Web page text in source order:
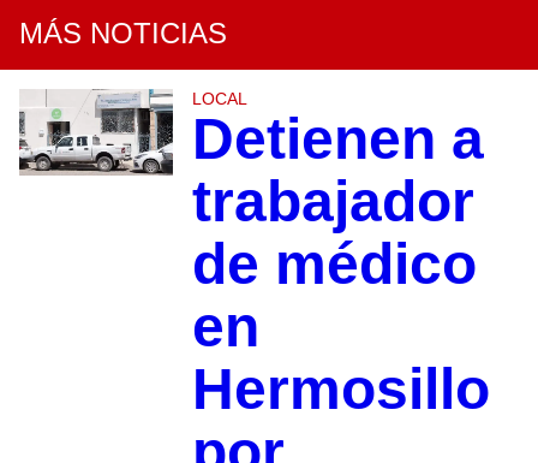
MÁS NOTICIAS
LOCAL
Detienen a
trabajador
de médico
en
Hermosillo